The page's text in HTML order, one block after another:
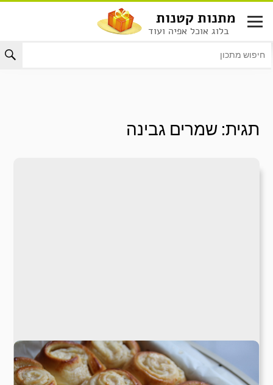
לתוכן
מתנות קטנות
בלוג אוכל אפיה ועוד
תגית:שמרים גבינה